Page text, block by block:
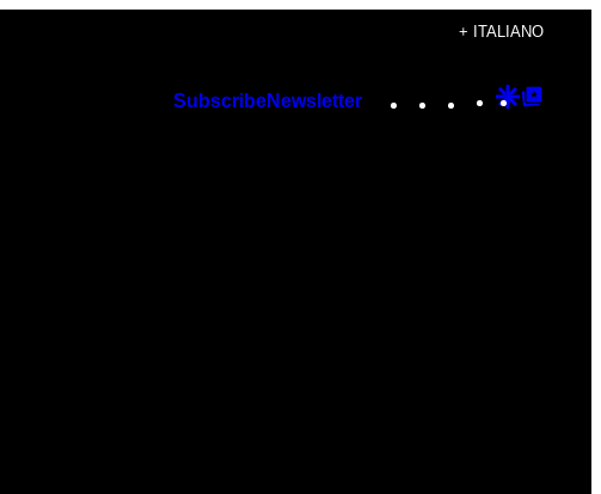
+ ITALIANO
SubscribeNewsletter Instagram
TikTok
YouTube
Google